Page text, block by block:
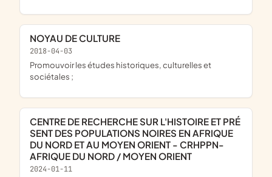
NOYAU DE CULTURE
2018-04-03
promouvoir les études historiques, culturelles et
sociétales ;
CENTRE DE RECHERCHE SUR L'HISTOIRE ET PRÉ
SENT DES POPULATIONS NOIRES EN AFRIQUE
DU NORD ET AU MOYEN ORIENT - CRHPPN-
AFRIQUE DU NORD / MOYEN ORIENT
2024-01-11